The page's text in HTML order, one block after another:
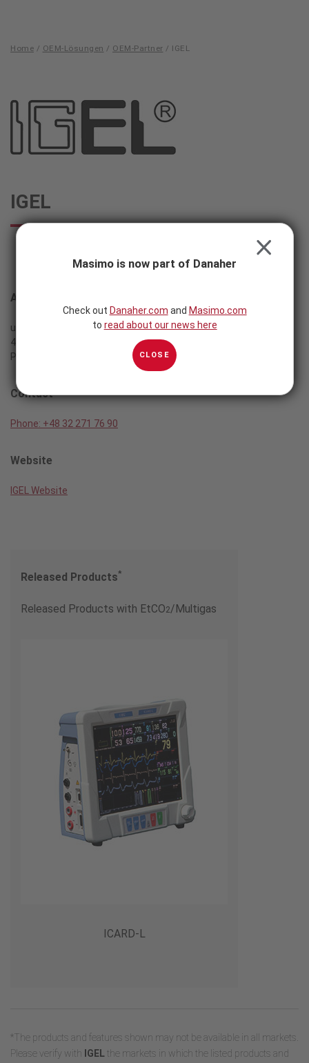
Home / OEM-Lösungen / OEM-Partner / IGEL
Masimo - IGEL
IGEL
Address
ul. Chorzowska 64,
44-100 Gliwice,
Poland
Contact
Phone: +48 32 271 76 90
Website
IGEL Website
Released Products*
Released Products with EtCO2/Multigas
ICARD-L
*The products and features shown may not be available in all markets.
Please verify with
IGEL the markets in which the listed products and
Masimo is now part of Danaher
CLOSE
Check out Danaher.com and Masimo.com
to read about our news here
CLOSE